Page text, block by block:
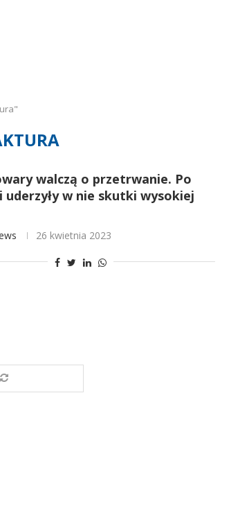
walczą o przetrwanie. Po
uderzyły w nie skutki wysokiej
26 kwietnia 2023